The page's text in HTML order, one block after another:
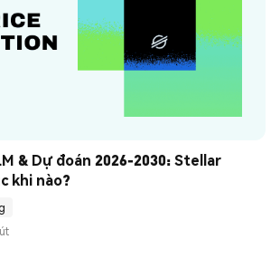
& Dự đoán 2026-2030: Stellar
khi nào?